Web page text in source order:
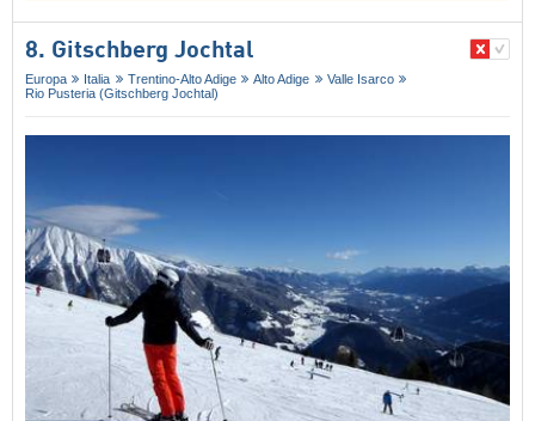
8. Gitschberg Jochtal
Europa Italia Trentino-Alto Adige Alto Adige
Valle Isarco
Rio Pusteria (Gitschberg Jochtal)